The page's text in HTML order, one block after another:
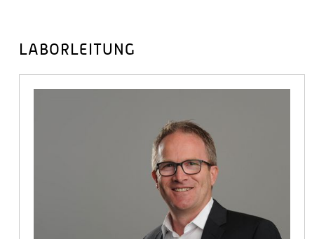
LABORLEITUNG